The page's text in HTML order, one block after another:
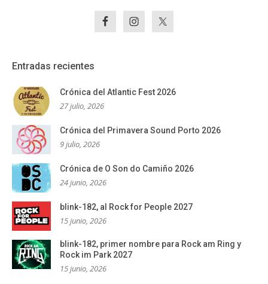
Entradas recientes
Crónica del Atlantic Fest 2026
27 julio, 2026
Crónica del Primavera Sound Porto 2026
9 julio, 2026
Crónica de O Son do Camiño 2026
24 junio, 2026
blink-182, al Rock for People 2027
15 junio, 2026
blink-182, primer nombre para Rock am Ring y
Rock im Park 2027
15 junio, 2026